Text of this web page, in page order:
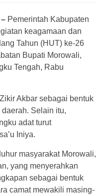
Pemerintah Kabupaten
keagamaan dan
Tahun (HUT) ke-26
Bupati Morowali,
Tengah, Rabu
Akbar sebagai bentuk
Selain itu,
adat turut
Iniya.
masyarakat Morowali,
yang menyerahkan
sebagai bentuk
camat mewakili masing-